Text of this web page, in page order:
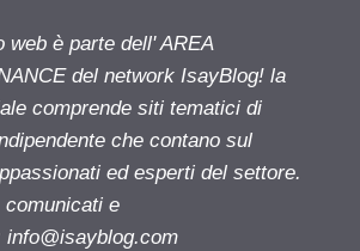
web è parte dell' AREA
del network IsayBlog! la
comprende siti tematici di
che contano sul
ed esperti del settore.
e
info@isayblog.com